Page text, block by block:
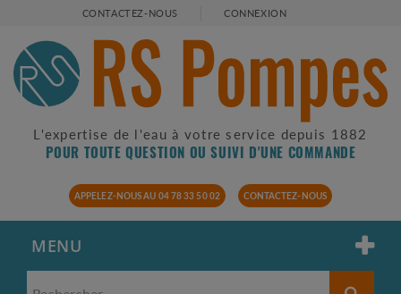
CONTACTEZ-NOUS CONNEXION
L'expertise de l'eau à votre service depuis 1882
POUR TOUTE QUESTION OU SUIVI D'UNE COMMANDE
APPELEZ-NOUS AU 04 78 33 50 02 CONTACTEZ-NOUS
MENU